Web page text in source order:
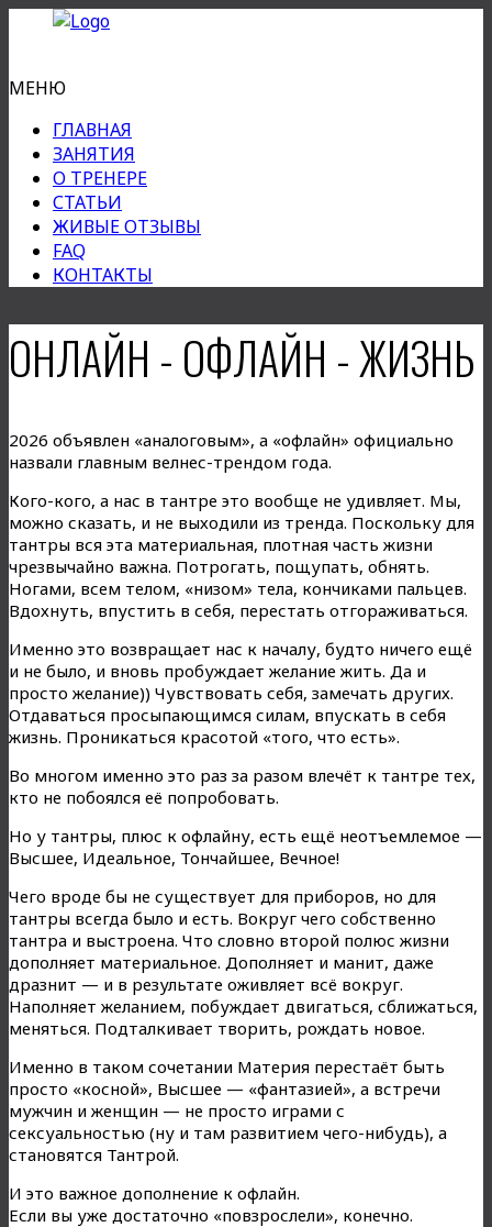
МЕНЮ
ГЛАВНАЯ
ЗАНЯТИЯ
О ТРЕНЕРЕ
СТАТЬИ
ЖИВЫЕ ОТЗЫВЫ
FAQ
КОНТАКТЫ
ОНЛАЙН - ОФЛАЙН - ЖИЗНЬ
2026 объявлен «аналоговым», а «офлайн» официально
назвали главным велнес-трендом года.
Кого-кого, а нас в тантре это вообще не удивляет. Мы,
можно сказать, и не выходили из тренда. Поскольку для
тантры вся эта материальная, плотная часть жизни
чрезвычайно важна. Потрогать, пощупать, обнять.
Ногами, всем телом, «низом» тела, кончиками пальцев.
Вдохнуть, впустить в себя, перестать отгораживаться.
Именно это возвращает нас к началу, будто ничего ещё
и не было, и вновь пробуждает желание жить. Да и
просто желание)) Чувствовать себя, замечать других.
Отдаваться просыпающимся силам, впускать в себя
жизнь. Проникаться красотой «того, что есть».
Во многом именно это раз за разом влечёт к тантре тех,
кто не побоялся её попробовать.
Но у тантры, плюс к офлайну, есть ещё неотъемлемое —
Высшее, Идеальное, Тончайшее, Вечное!
Чего вроде бы не существует для приборов, но для
тантры всегда было и есть. Вокруг чего собственно
тантра и выстроена. Что словно второй полюс жизни
дополняет материальное. Дополняет и манит, даже
дразнит — и в результате оживляет всё вокруг.
Наполняет желанием, побуждает двигаться, сближаться,
меняться. Подталкивает творить, рождать новое.
Именно в таком сочетании Материя перестаёт быть
просто «косной», Высшее — «фантазией», а встречи
мужчин и женщин — не просто играми с
сексуальностью (ну и там развитием чего-нибудь), а
становятся Тантрой.
И это важное дополнение к офлайн.
Если вы уже достаточно «повзрослели», конечно.